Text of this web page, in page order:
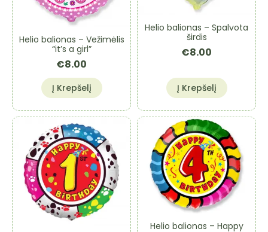
Helio balionas – Vežimėlis
“it’s a girl”
€8.00
Į Krepšelį
Helio balionas – Spalvota
širdis
€8.00
Į Krepšelį
Helio balionas – Happy